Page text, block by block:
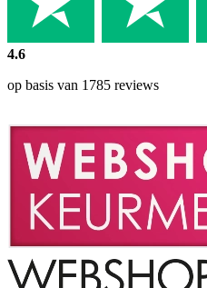
4.6
op basis van 1785 reviews